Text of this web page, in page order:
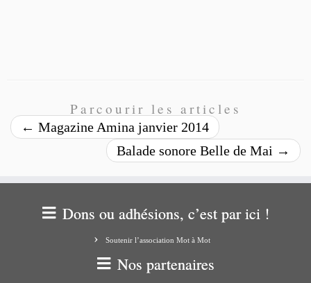
Parcourir les articles
← Magazine Amina janvier 2014
Balade sonore Belle de Mai →
Dons ou adhésions, c’est par ici !
Soutenir l’association Mot à Mot
Nos partenaires